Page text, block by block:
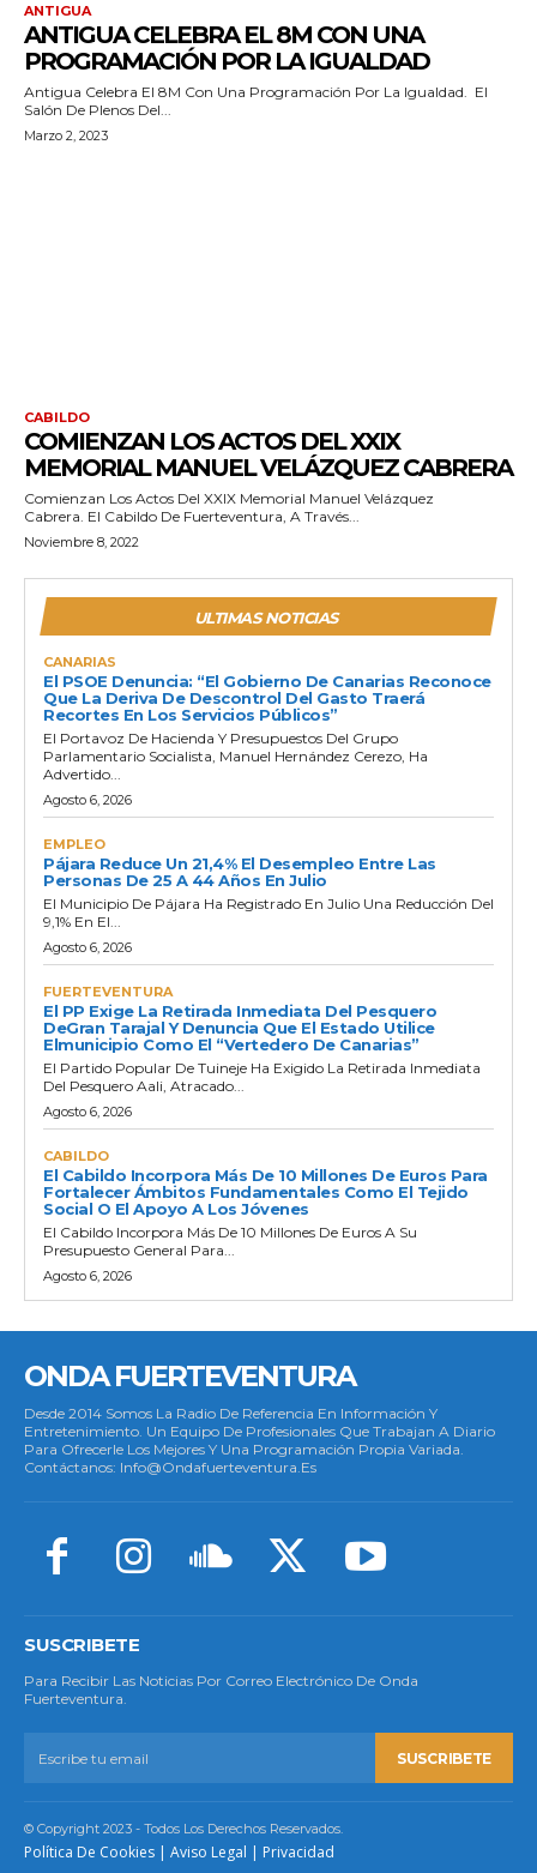
ANTIGUA
ANTIGUA CELEBRA EL 8M CON UNA
PROGRAMACIÓN POR LA IGUALDAD
Antigua Celebra El 8M Con Una Programación Por La Igualdad. El
Salón De Plenos Del...
Marzo 2, 2023
CABILDO
COMIENZAN LOS ACTOS DEL XXIX
MEMORIAL MANUEL VELÁZQUEZ CABRERA
Comienzan Los Actos Del XXIX Memorial Manuel Velázquez
Cabrera. El Cabildo De Fuerteventura, A Través...
Noviembre 8, 2022
ULTIMAS NOTICIAS
CANARIAS
El PSOE Denuncia: “El Gobierno De Canarias Reconoce
Que La Deriva De Descontrol Del Gasto Traerá
Recortes En Los Servicios Públicos”
El Portavoz De Hacienda Y Presupuestos Del Grupo
Parlamentario Socialista, Manuel Hernández Cerezo, Ha
Advertido...
Agosto 6, 2026
EMPLEO
Pájara Reduce Un 21,4% El Desempleo Entre Las
Personas De 25 A 44 Años En Julio
El Municipio De Pájara Ha Registrado En Julio Una Reducción Del
9,1% En El...
Agosto 6, 2026
FUERTEVENTURA
El PP Exige La Retirada Inmediata Del Pesquero
DeGran Tarajal Y Denuncia Que El Estado Utilice
Elmunicipio Como El “vertedero De Canarias”
El Partido Popular De Tuineje Ha Exigido La Retirada Inmediata
Del Pesquero Aali, Atracado...
Agosto 6, 2026
CABILDO
El Cabildo Incorpora Más De 10 Millones De Euros Para
Fortalecer Ámbitos Fundamentales Como El Tejido
Social O El Apoyo A Los Jóvenes
El Cabildo Incorpora Más De 10 Millones De Euros A Su
Presupuesto General Para...
Agosto 6, 2026
ONDA FUERTEVENTURA
Desde 2014 Somos La Radio De Referencia En Información Y
Entretenimiento. Un Equipo De Profesionales Que Trabajan A Diario
Para Ofrecerle Los Mejores Y Una Programación Propia Variada.
Contáctanos: Info@ondafuerteventura.es
SUSCRIBETE
Para Recibir Las Noticias Por Correo Electrónico De Onda
Fuerteventura.
SUSCRIBETE
© Copyright 2023 - Todos Los Derechos Reservados.
Política De Cookies | Aviso Legal | Privacidad